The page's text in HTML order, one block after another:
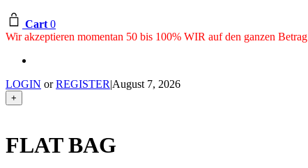
Cart 0
Wir akzeptieren momentan 50 bis 100% WIR auf den ganzen Betrag
LOGIN orREGISTER|August 7, 2026
+
FLAT BAG